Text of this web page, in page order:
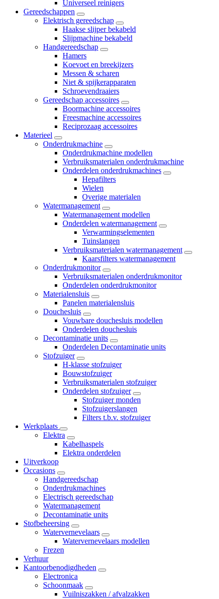
Universeel reinigers
Gereedschappen
Elektrisch gereedschap
Haakse slijper bekabeld
Slijpmachine bekabeld
Handgereedschap
Hamers
Koevoet en breekijzers
Messen & scharen
Niet & spijkerapparaten
Schroevendraaiers
Gereedschap accessoires
Boormachine accessoires
Freesmachine accessoires
Reciprozaag accessoires
Materieel
Onderdrukmachine
Onderdrukmachine modellen
Verbruiksmaterialen onderdrukmachine
Onderdelen onderdrukmachines
Hepafilters
Wielen
Overige materialen
Watermanagement
Watermanagement modellen
Onderdelen watermanagement
Verwarmingselementen
Tuinslangen
Verbruiksmaterialen watermanagement
Kaarsfilters watermanagement
Onderdrukmonitor
Verbruiksmaterialen onderdrukmonitor
Onderdelen onderdrukmonitor
Materialensluis
Panelen materialensluis
Douchesluis
Vouwbare douchesluis modellen
Onderdelen douchesluis
Decontaminatie units
Onderdelen Decontaminatie units
Stofzuiger
H-klasse stofzuiger
Bouwstofzuiger
Verbruiksmaterialen stofzuiger
Onderdelen stofzuiger
Stofzuiger monden
Stofzuigerslangen
Filters t.b.v. stofzuiger
Werkplaats
Elektra
Kabelhaspels
Elektra onderdelen
Uitverkoop
Occasions
Handgereedschap
Onderdrukmachines
Electrisch gereedschap
Watermanagement
Decontaminatie units
Stofbeheersing
Watervernevelaars
Watervernevelaars modellen
Frezen
Verhuur
Kantoorbenodigdheden
Electronica
Schoonmaak
Vuilniszakken / afvalzakken